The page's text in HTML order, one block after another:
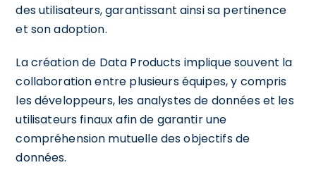
des utilisateurs, garantissant ainsi sa pertinence
et son adoption.
La création de Data Products implique souvent la
collaboration entre plusieurs équipes, y compris
les développeurs, les analystes de données et les
utilisateurs finaux afin de garantir une
compréhension mutuelle des objectifs de
données.